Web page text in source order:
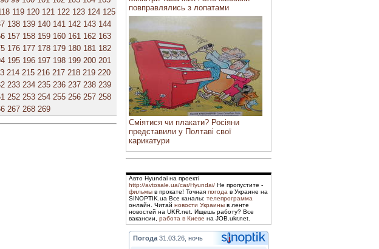
119 120 121 122 123 124 125
138 139 140 141 142 143 144
157 158 159 160 161 162 163
176 177 178 179 180 181 182
195 196 197 198 199 200 201
214 215 216 217 218 219 220
233 234 235 236 237 238 239
252 253 254 255 256 257 258
267 268 269
повправлялись з лопатами
Сміятися чи плакати? Росіяни
представили у Полтаві свої
карикатури
Авто Hyundai на проекті
http://avtosale.ua/car/Hyundai/ Не пропустите -
фильмы в прокате! Точная погода в Украине на
SINOPTIK.ua Все каналы: телепрограмма
онлайн. Читай новости Украины в ленте
новостей на UKR.net. Ищешь работу? Все
вакансии, работа в Киеве на JOB.ukr.net.
Погода 31.03.26, ночь